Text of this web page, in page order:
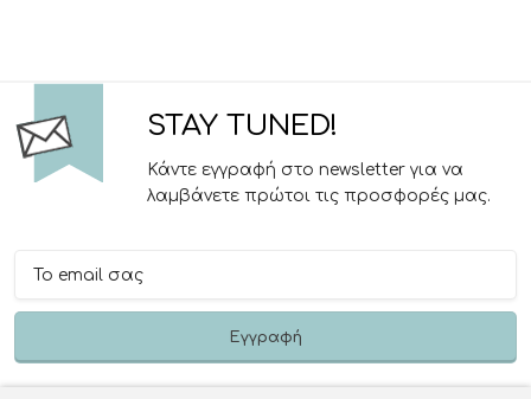
STAY TUNED!
Κάντε εγγραφή στο newsletter για να
λαμβάνετε πρώτοι τις προσφορές μας.